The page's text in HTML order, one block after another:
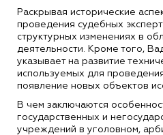
Раскрывая исторические
проведения судебных
структурных изменениях в
деятельности. Кроме того,
указывает на развитие
используемых для
появление новых объектов
В чем заключаются
государственных и
учреждений в уголовном,